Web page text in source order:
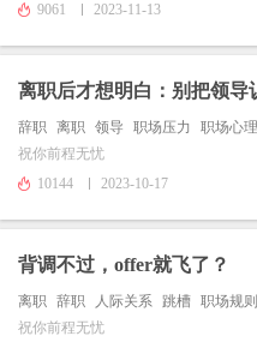
9061
2023-11-13
离职后才想明白：别把领导
辞职 离职 领导 职场压力
职场心理
祝你前程无忧
10144
2023-10-17
背调不过，offer就飞了？
离职 辞职 人际关系 跳槽 职场规则
祝你前程无忧